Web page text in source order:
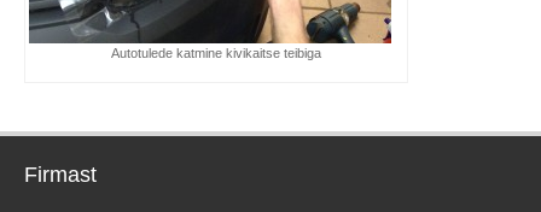
Autotulede katmine kivikaitse teibiga
Firmast